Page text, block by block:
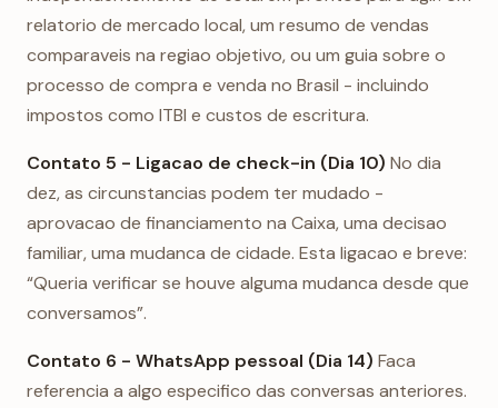
relatorio de mercado local, um resumo de vendas
comparaveis na regiao objetivo, ou um guia sobre o
processo de compra e venda no Brasil - incluindo
impostos como ITBI e custos de escritura.
Contato 5 - Ligacao de check-in (Dia 10) No dia
dez, as circunstancias podem ter mudado -
aprovacao de financiamento na Caixa, uma decisao
familiar, uma mudanca de cidade. Esta ligacao e breve:
“Queria verificar se houve alguma mudanca desde que
conversamos”.
Contato 6 - WhatsApp pessoal (Dia 14) Faca
referencia a algo especifico das conversas anteriores.